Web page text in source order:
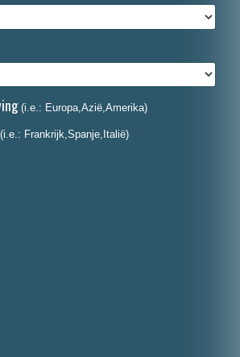
(i.e.: Europa,Azië,Amerika)
(i.e.: Frankrijk,Spanje,Italië)